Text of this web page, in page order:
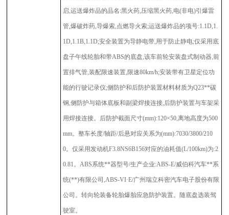
启,运送爆炸品的品名:黑火药,压缩黑火药,电(非电)引爆雷
管,爆破炸药,导爆索,点燃导火索;运送爆炸品的项号:1.1D,1.
1D,1.1B,1.1D;安全装置为导静电带,用于防止静电;仅采用底
盘子午线轮胎和带ABS的底盘,该车前轮安装盘式制动器,前
置排气管,装配限速装置,限速80km/h;安装带有卫星定位功
能的行驶记录仪;侧防护和后防护装置材料材质为Q23**碳
钢,侧防护与箱体底板和副梁焊接连接,后防护装置与车架采
用焊接连接。后防护截面尺寸(mm):120×50,离地高度为500
mm。整车长度/轴距/后悬对应关系为(mm):7030/3800/210
0。仅采用发动机F3.8NS6B156对应的油耗值(L/100km)为:2
0.81。ABS系统**器型号/生产企业:ABS-E/威伯科汽车**系
统(**)有限公司,ABS-VI·E/广州瑞立科密汽车电子股份有限
公司。转向轮装备轮胎爆胎应急防护装置。随底盘选装驾
驶室。